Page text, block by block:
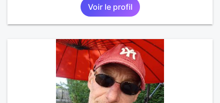
Voir le profil